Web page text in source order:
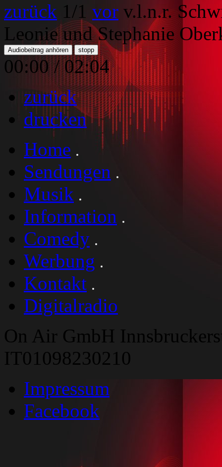
zurück 1 /1 vor v.l.n.r.
Leonie und Stephanie
Audiobeitrag anhören stopp
00:00 /02:04
zurück
drucken
Home
Sendungen
Musik
Information
Comedy
Werbung
Kontakt
Digitalradio
On Air GmbH
IT01098230210
Impressum
Facebook